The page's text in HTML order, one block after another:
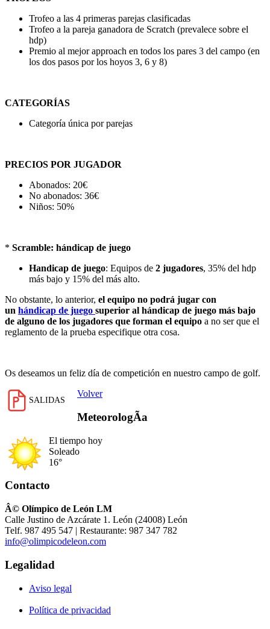
Trofeo a las 4 primeras parejas clasificadas
Trofeo a la pareja ganadora de Scratch (prevalece sobre el
hdp)
Premio al mejor approach en todos los pares 3 del campo (en
los dos pasos por los hoyos 3, 6 y 8)
CATEGORÍAS
Categoría única por parejas
PRECIOS POR JUGADOR
Abonados: 20€
No abonados: 36€
Niños: 50%
* Scramble: hándicap de juego
Handicap de juego: Equipos de 2 jugadores, 35% del hdp
más bajo y 15% del más alto.
No obstante, lo anterior, el equipo no podrá jugar con
un hándicap de juego superior al hándicap de juego más bajo
de alguno de los jugadores que forman el equipo a no ser que el
reglamento de la prueba especifique otra cosa.
Os deseamos un feliz día de competición en nuestro campo de golf.
SALIDAS
Volver
MeteorologÃ­a
El tiempo hoy
Soleado
16°
Contacto
Â© Olímpico de León LM
Calle Justino de Azcárate 1. León (24008) León
Telf. 987 495 547 | Restaurante: 987 347 782
info@olimpicodeleon.com
Legalidad
Aviso legal
Política de privacidad